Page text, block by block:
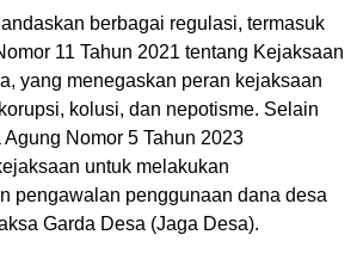
berbagai regulasi, termasuk
11 Tahun 2021 tentang Kejaksaan
yang menegaskan peran kejaksaan
kolusi, dan nepotisme. Selain
Nomor 5 Tahun 2023
untuk melakukan
pengawalan penggunaan dana desa
Garda Desa (Jaga Desa).